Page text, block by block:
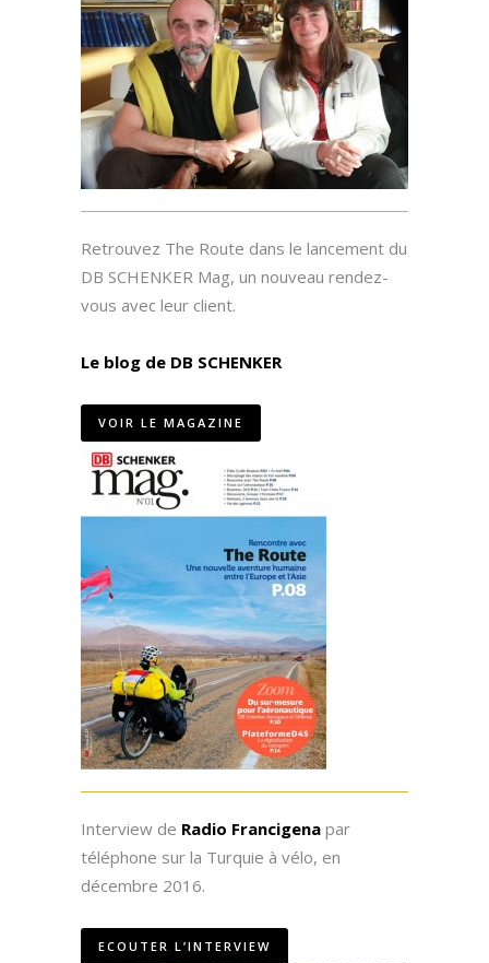
Retrouvez The Route dans le lancement du
DB SCHENKER Mag, un nouveau rendez-
vous avec leur client.
Le blog de DB SCHENKER
VOIR LE MAGAZINE
Interview de Radio Francigena par
téléphone sur la Turquie à vélo, en
décembre 2016.
ECOUTER L’INTERVIEW